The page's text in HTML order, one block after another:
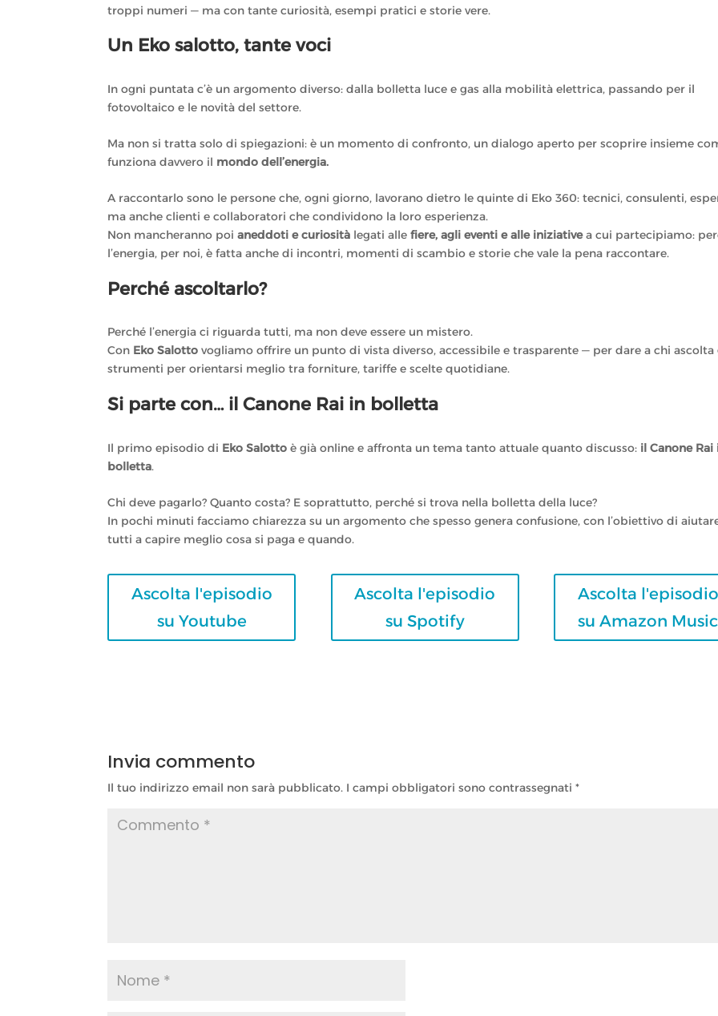
troppi numeri — ma con tante curiosità, esempi pratici e storie vere.
Un Eko salotto, tante voci
In ogni puntata c’è un argomento diverso: dalla bolletta luce e gas alla mobilità elettrica, passando per il
fotovoltaico e le novità del settore.
Ma non si tratta solo di spiegazioni: è un momento di confronto, un dialogo aperto per scoprire insieme
funziona davvero il mondo dell’energia.
A raccontarlo sono le persone che, ogni giorno, lavorano dietro le quinte di Eko 360: tecnici, consulenti,
ma anche clienti e collaboratori che condividono la loro esperienza.
Non mancheranno poianeddoti e curiosità legati allefiere, agli eventi e alle iniziativea cui partecipiamo:
l’energia, per noi, è fatta anche di incontri, momenti di scambio e storie che vale la pena raccontare.
Perché ascoltarlo?
Perché l’energia ci riguarda tutti, ma non deve essere un mistero.
Con Eko Salotto vogliamo offrire un punto di vista diverso, accessibile e trasparente — per dare a chi ascolta
strumenti per orientarsi meglio tra forniture, tariffe e scelte quotidiane.
Si parte con… il Canone Rai in bolletta
Il primo episodio di Eko Salotto è già online e affronta un tema tanto attuale quanto discusso: il Canone Rai
bolletta.
Chi deve pagarlo? Quanto costa? E soprattutto, perché si trova nella bolletta della luce?
In pochi minuti facciamo chiarezza su un argomento che spesso genera confusione, con l’obiettivo di
tutti a capire meglio cosa si paga e quando.
Ascolta l'episodio
su Youtube
Ascolta l'episodio
su Spotify
Ascolta l'episodio
su Amazon Music
Invia commento
Il tuo indirizzo email non sarà pubblicato. I campi obbligatori sono contrassegnati*